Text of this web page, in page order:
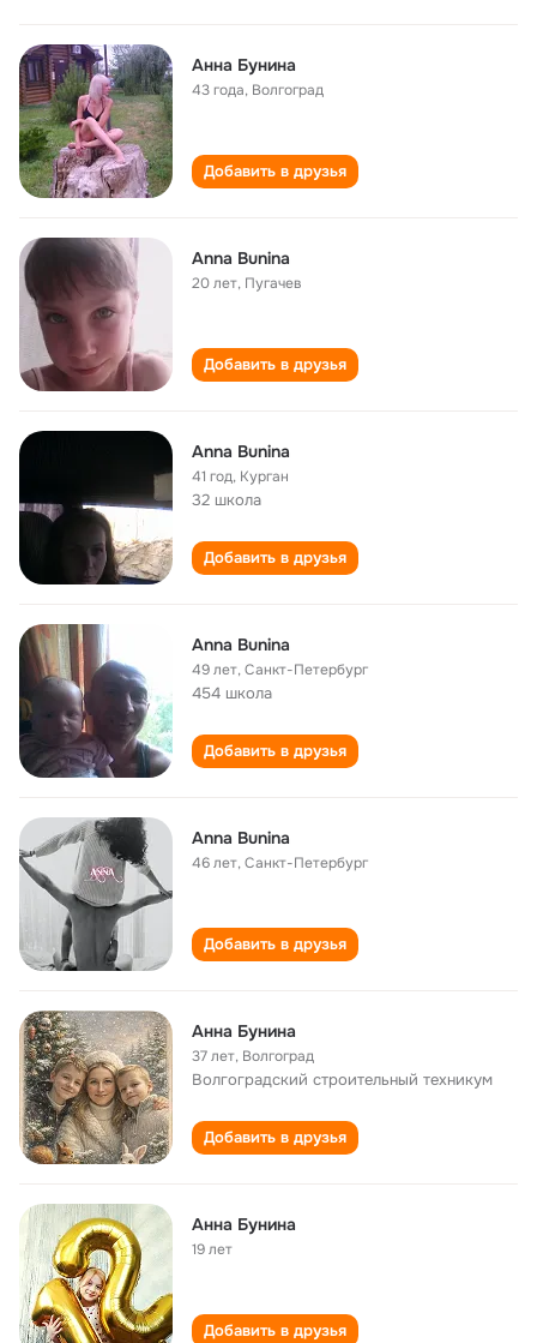
Анна Бунина
43 года, Волгоград
Добавить в друзья
Anna Bunina
20 лет, Пугачев
Добавить в друзья
Anna Bunina
41 год, Курган
32 школа
Добавить в друзья
Anna Bunina
49 лет,Санкт-Петербург
454 школа
Добавить в друзья
Anna Bunina
46 лет,Санкт-Петербург
Добавить в друзья
Анна Бунина
37 лет, Волгоград
Волгоградский строительный техникум
Добавить в друзья
Анна Бунина
19 лет
Добавить в друзья